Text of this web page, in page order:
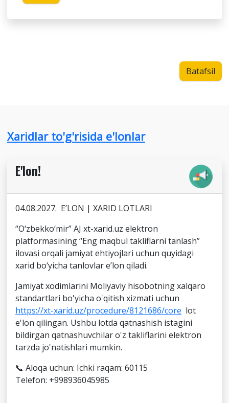
Batafsil
Xaridlar to'g'risida e'lonlar
E'lon!
04.08.2027. E’LON | XARID LOTLARI
“O‘zbekko‘mir” AJ xt-xarid.uz elektron
platformasining “Eng maqbul takliflarni tanlash”
ilovasi orqali jamiyat ehtiyojlari uchun quyidagi
xarid bo‘yicha tanlovlar e’lon qiladi.
Jamiyat xodimlarini Moliyaviy hisobotning xalqaro
standartlari bo'yicha o'qitish xizmati uchun
https://xt-xarid.uz/procedure/8121686/core lot
e'lon qilingan. Ushbu lotda qatnashish istagini
bildirgan qatnashuvchilar o'z takliflarini elektron
tarzda jo'natishlari mumkin.
📞 Aloqa uchun: Ichki raqam: 60115
Telefon: +998936045985